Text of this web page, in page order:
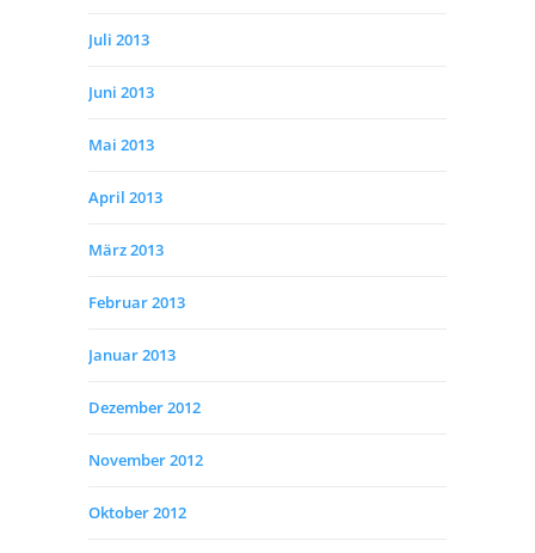
Juli 2013
Juni 2013
Mai 2013
April 2013
März 2013
Februar 2013
Januar 2013
Dezember 2012
November 2012
Oktober 2012